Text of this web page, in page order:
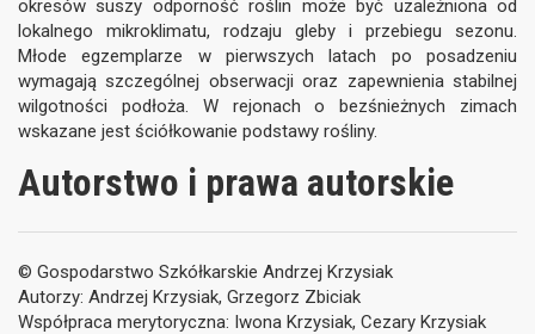
okresów suszy odporność roślin może być uzależniona od
lokalnego mikroklimatu, rodzaju gleby i przebiegu sezonu.
Młode egzemplarze w pierwszych latach po posadzeniu
wymagają szczególnej obserwacji oraz zapewnienia stabilnej
wilgotności podłoża. W rejonach o bezśnieżnych zimach
wskazane jest ściółkowanie podstawy rośliny.
Autorstwo i prawa autorskie
© Gospodarstwo Szkółkarskie Andrzej Krzysiak
Autorzy: Andrzej Krzysiak, Grzegorz Zbiciak
Współpraca merytoryczna: Iwona Krzysiak, Cezary Krzysiak